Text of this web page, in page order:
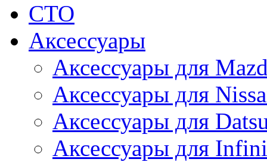
СТО
Аксессуары
Аксессуары для
Аксессуары для
Аксессуары для
Аксессуары для